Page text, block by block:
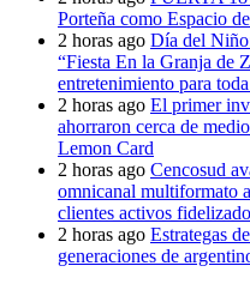
Porteña como Espacio
2 horas ago Día del
“Fiesta En la Granja de
entretenimiento para
2 horas ago El primer
ahorraron cerca de
Lemon Card
2 horas ago Cencosud
omnicanal multiformato
clientes activos
2 horas ago Estrategas
generaciones de